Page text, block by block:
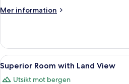
Mer information
Mer
Room
with
Land
View
Öppna
alla
Ett
4
Superior Room with Land View
Utsikt mot bergen